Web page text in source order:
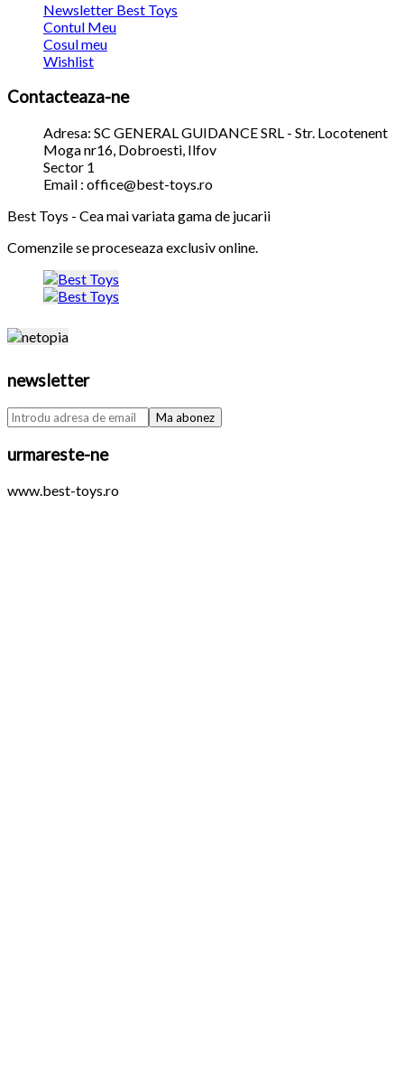
Newsletter Best Toys
Contul Meu
Cosul meu
Wishlist
Contacteaza-ne
Adresa: SC GENERAL GUIDANCE SRL - Str. Locotenent
Moga nr16, Dobroesti, Ilfov
Sector 1
Email : office@best-toys.ro
Best Toys - Cea mai variata gama de jucarii
Comenzile se proceseaza exclusiv online.
newsletter
urmareste-ne
www.best-toys.ro